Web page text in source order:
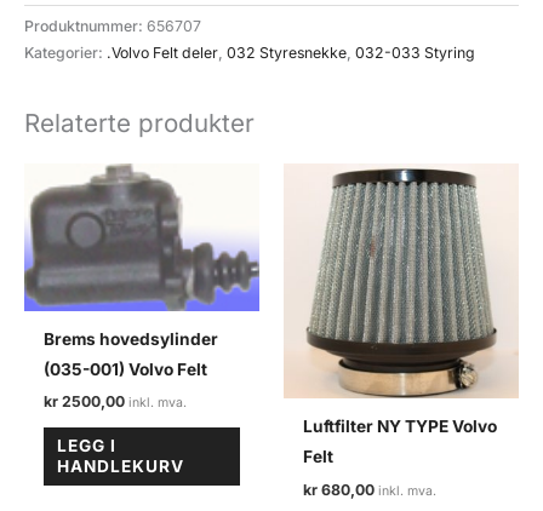
(032-
010)
Volvo
Produktnummer: 656707
Kategorier: .Volvo Felt deler, 032 Styresnekke, 032-033 Styring
Relaterte produkter
Brems hovedsylinder
(035-001) Volvo Felt
kr 2500,00
LEGG I
HANDLEKURV
Luftfilter NY TYPE Volvo
Felt
kr 680,00